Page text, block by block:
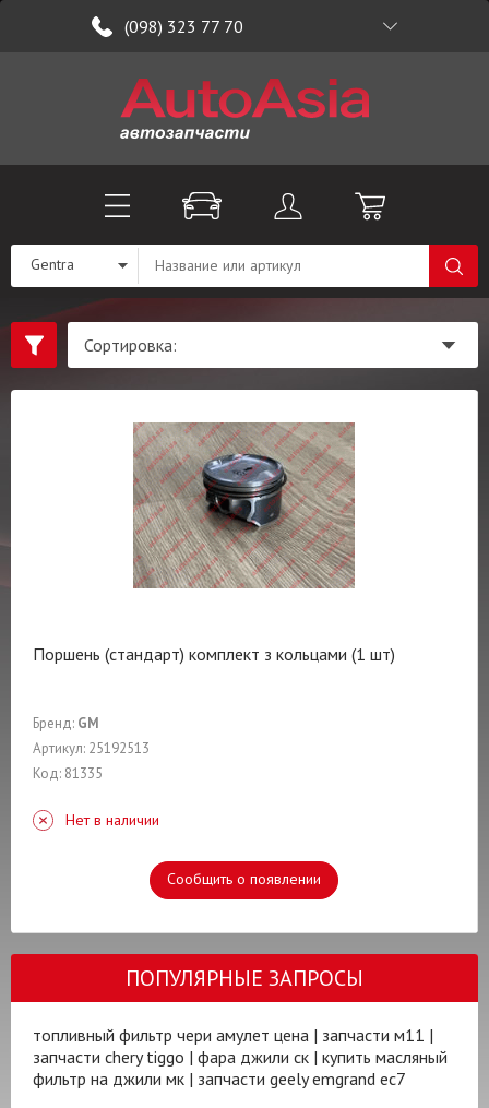
(098) 323 77 70
Gentra
Поршень (стандарт) комплект з кольцами (1 шт)
Бренд: GM
Артикул: 25192513
Код: 81335
Нет в наличии
Сообщить о появлении
ПОПУЛЯРНЫЕ ЗАПРОСЫ
топливный фильтр чери амулет цена | запчасти м11 |
запчасти chery tiggo | фара джили ск | купить масляный
фильтр на джили мк | запчасти geely emgrand ec7